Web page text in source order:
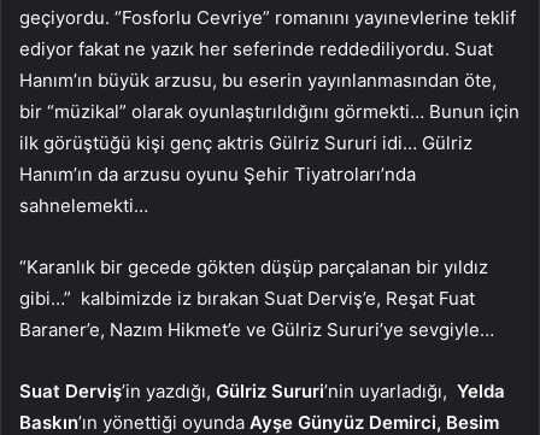
geçiyordu. “Fosforlu Cevriye” romanını yayınevlerine teklif
ediyor fakat ne yazık her seferinde reddediliyordu. Suat
Hanım’ın büyük arzusu, bu eserin yayınlanmasından öte,
bir “müzikal” olarak oyunlaştırıldığını görmekti… Bunun için
ilk görüştüğü kişi genç aktris Gülriz Sururi idi… Gülriz
Hanım’ın da arzusu oyunu Şehir Tiyatroları’nda
sahnelemekti…
“Karanlık bir gecede gökten düşüp parçalanan bir yıldız
gibi…” kalbimizde iz bırakan Suat Derviş’e, Reşat Fuat
Baraner’e, Nazım Hikmet’e ve Gülriz Sururi’ye sevgiyle…
Suat Derviş’in yazdığı, Gülriz Sururi’nin uyarladığı, Yelda
Baskın’ın yönettiği oyunda Ayşe Günyüz Demirci, Besim